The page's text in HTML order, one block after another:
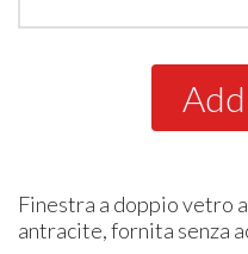
Finestra a doppio vetro
antracite, fornita senza